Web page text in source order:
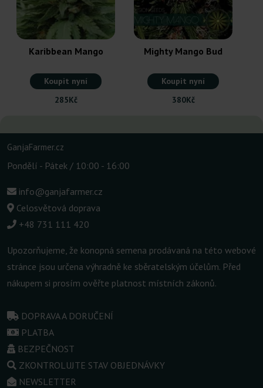
Karibbean Mango
Koupit nyní
285Kč
Mighty Mango Bud
Koupit nyní
380Kč
GanjaFarmer.cz
Pondělí - Pátek / 10:00 - 16:00
info@ganjafarmer.cz
Celosvětová doprava
+48 731 111 420
Upozorňujeme, že konopná semena prodávaná na této webové
stránce jsou určena výhradně ke sběratelským účelům. Před
nákupem si prosím ověřte platnost místních zákonů.
DOPRAVA A DORUČENÍ
PLATBA
BEZPEČNOST
ZKONTROLUJTE STAV OBJEDNÁVKY
NEWSLETTER